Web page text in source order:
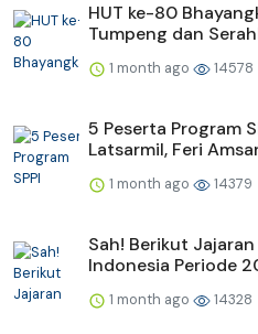
HUT ke-80
Tumpeng dan
1 month ago 14578
5 Peserta Program
Latsarmil, Feri
1 month ago 14379
Sah! Berikut
Indonesia Periode
1 month ago 14328